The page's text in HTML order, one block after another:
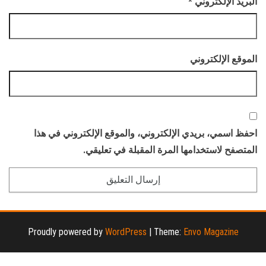
الموقع الإلكتروني
احفظ اسمي، بريدي الإلكتروني، والموقع الإلكتروني في هذا
المتصفح لاستخدامها المرة المقبلة في تعليقي.
Proudly powered by WordPress Theme: Envo Magazine